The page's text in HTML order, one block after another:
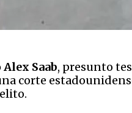
Alex Saab, presunto
corte